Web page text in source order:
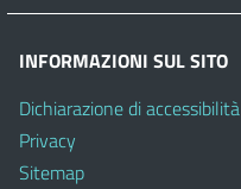
INFORMAZIONI SUL SITO
Dichiarazione di accessibilità
Privacy
Sitemap